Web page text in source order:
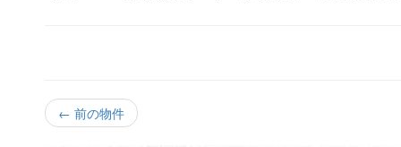
← 前の物件